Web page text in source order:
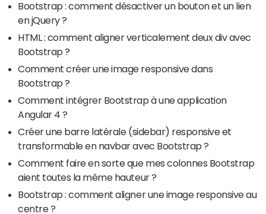
Bootstrap : comment désactiver un bouton et un lien
en jQuery ?
HTML : comment aligner verticalement deux div avec
Bootstrap ?
Comment créer une image responsive dans
Bootstrap ?
Comment intégrer Bootstrap à une application
Angular 4 ?
Créer une barre latérale (sidebar) responsive et
transformable en navbar avec Bootstrap ?
Comment faire en sorte que mes colonnes Bootstrap
aient toutes la même hauteur ?
Bootstrap : comment aligner une image responsive au
centre ?